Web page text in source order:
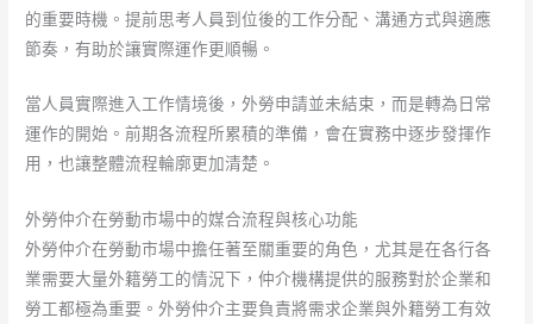
的重要時機。提前思考人員到位後的工作分配、溝通方式與適應
節奏，有助於讓實際運作更順暢。
當人員實際進入工作情境後，外勞申請並未結束，而是轉為日常
運作的開始。前期各流程所累積的準備，會在實務中逐步發揮作
用，也讓整體流程輪廓更加清楚。
外勞仲介在勞動市場中的媒合流程與核心功能
外勞仲介在勞動市場中擔任著至關重要的角色，尤其是在各行各
業需要大量外籍勞工的情況下，仲介機構提供的服務對於企業和
勞工都極為重要。外勞仲介主要負責將需求企業與外籍勞工有效